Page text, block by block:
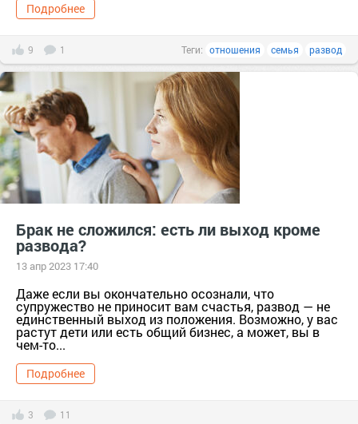
Подробнее
9 1 Теги: отношения семья развод
Брак не сложился: есть ли выход кроме
развода?
13 апр 2023 17:40
Даже если вы окончательно осознали, что
супружество не приносит вам счастья, развод — не
единственный выход из положения. Возможно, у вас
растут дети или есть общий бизнес, а может, вы в
чем-то...
Подробнее
3 11